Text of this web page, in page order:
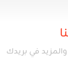
في بريدك